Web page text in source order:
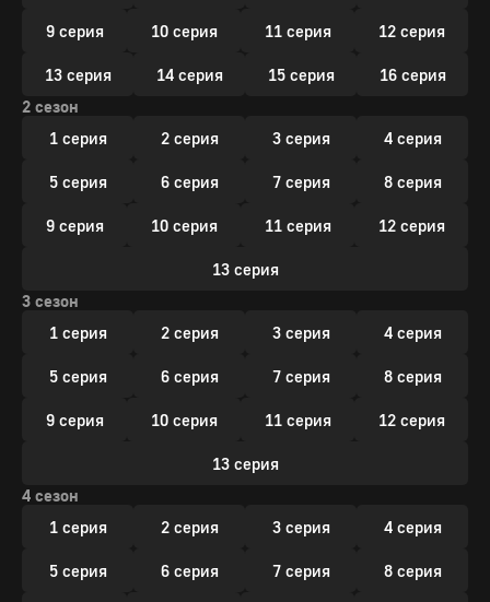
9 серия 10 серия 11 серия 12 серия
13 серия 14 серия 15 серия
16 серия
2 сезон
1 серия
2 серия 3 серия 4 серия
5 серия 6 серия 7 серия 8 серия
9 серия 10 серия 11 серия 12 серия
13 серия
3 сезон
1 серия
2 серия 3 серия 4 серия
5 серия 6 серия 7 серия 8 серия
9 серия 10 серия 11 серия 12 серия
13 серия
4 сезон
1 серия
2 серия 3 серия 4 серия
5 серия 6 серия 7 серия 8 серия